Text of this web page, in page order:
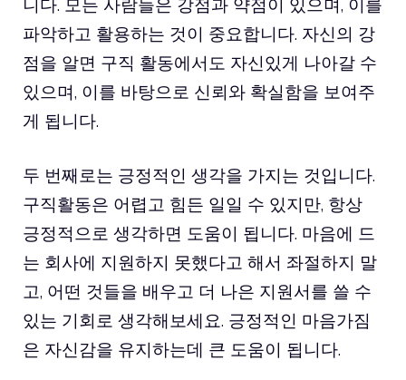
파악하고 활용하는 것이 중요합니다. 자신의 강
점을 알면 구직 활동에서도 자신있게 나아갈 수
있으며, 이를 바탕으로 신뢰와 확실함을 보여주
게 됩니다.
두 번째로는 긍정적인 생각을 가지는 것입니다.
구직활동은 어렵고 힘든 일일 수 있지만, 항상
긍정적으로 생각하면 도움이 됩니다. 마음에 드
는 회사에 지원하지 못했다고 해서 좌절하지 말
고, 어떤 것들을 배우고 더 나은 지원서를 쓸 수
있는 기회로 생각해보세요. 긍정적인 마음가짐
은 자신감을 유지하는데 큰 도움이 됩니다.